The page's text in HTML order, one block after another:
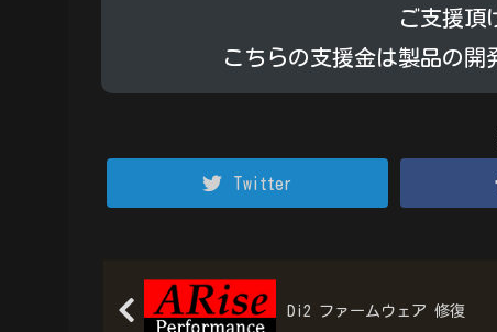
ご支援頂
こちらの支援金は製品の開
Twitter
Di2 ファームウェア 修復